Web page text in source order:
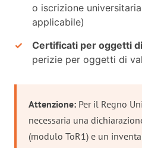
o iscrizione
applicabile)
Certificati per oggetti
perizie per oggetti di
Attenzione: Per il Regno
necessaria una
(modulo ToR1) e un